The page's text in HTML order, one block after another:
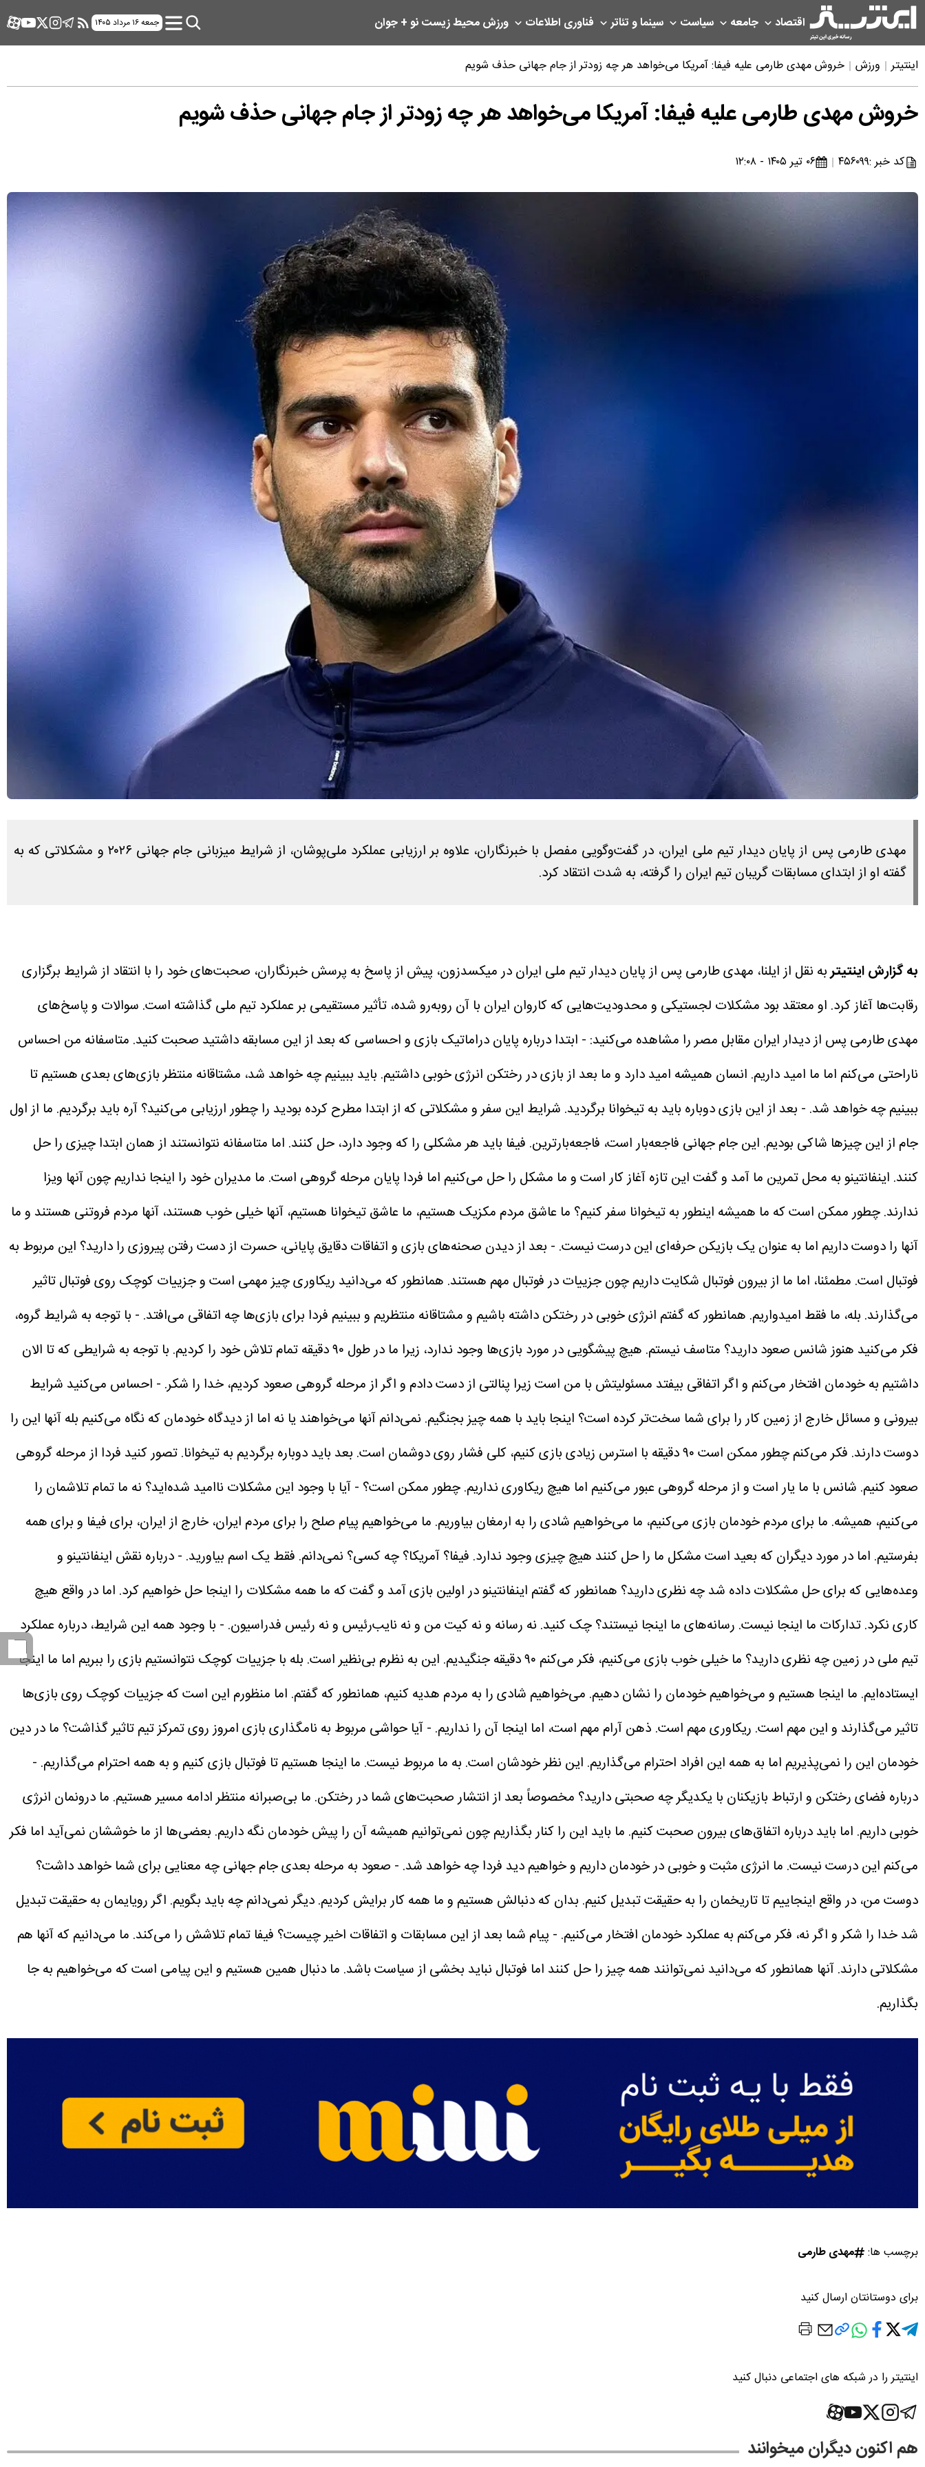
اقتصاد جامعه سیاست سینما و تئاتر فناوری اطلاعات ورزشمحیط زیستنو + جوان جمعه ۱۶ مرداد ۱۴۰۵
اینتیتر ورزش خروش مهدی طارمی علیه فیفا: آمریکا می‌‌خواهد هر چه زودتر از جام جهانی حذف شویم
خروش مهدی طارمی علیه فیفا: آمریکا می‌‌خواهد هر چه زودتر از جام جهانی حذف شویم
کد خبر :۴۵۶۰۹۹ ۰۶ تیر ۱۴۰۵ - ۱۲:۰۸
مهدی طارمی پس از پایان دیدار تیم ملی ایران، در گفت‌وگویی مفصل با خبرنگاران، علاوه بر ارزیابی عملکرد ملی‌پوشان، از شرایط میزبانی جام جهانی ۲۰۲۶ و مشکلاتی که به
گفته او از ابتدای مسابقات گریبان تیم ایران را گرفته، به شدت انتقاد کرد.
به گزارش اینتیتربه نقل از ایلنا، مهدی طارمی پس از پایان دیدار تیم ملی ایران در میکسدزون، پیش از پاسخ به پرسش خبرنگاران، صحبت‌های خود را با انتقاد از شرایط برگزاری
رقابت‌ها آغاز کرد. او معتقد بود مشکلات لجستیکی و محدودیت‌هایی که کاروان ایران با آن روبه‌رو شده، تأثیر مستقیمی بر عملکرد تیم ملی گذاشته است. سوالات و پاسخ‌های
مهدی طارمی پس از دیدار ایران مقابل مصر را مشاهده می‌‌کنید: - ابتدا درباره پایان دراماتیک بازی و احساسی که بعد از این مسابقه داشتید صحبت کنید. متاسفانه من احساس
ناراحتی می‌کنم اما ما امید داریم. انسان همیشه امید دارد و ما بعد از بازی در رختکن انرژی خوبی داشتیم. باید ببینیم چه خواهد شد، مشتاقانه منتظر بازی‌های بعدی هستیم تا
ببینیم چه خواهد شد. - بعد از این بازی دوباره باید به تیخوانا برگردید. شرایط این سفر و مشکلاتی که از ابتدا مطرح کرده بودید را چطور ارزیابی می‌کنید؟آره باید برگردیم. ما از اول
جام از این چیزها شاکی بودیم. این جام جهانی فاجعه‌بار است، فاجعه‌بارترین. فیفا باید هر مشکلی را که وجود دارد، حل کنند. اما متاسفانه نتوانستند از همان ابتدا چیزی را حل
کنند. اینفانتینو به محل تمرین ما آمد و گفت این تازه آغاز کار است و ما مشکل را حل می‌کنیم اما فردا پایان مرحله گروهی است. ما مدیران خود را اینجا نداریم چون آنها ویزا
ندارند. چطور ممکن است که ما همیشه اینطور به تیخوانا سفر کنیم؟ ما عاشق مردم مکزیک هستیم، ما عاشق تیخوانا هستیم، آنها خیلی خوب هستند، آنها مردم فروتنی هستند و ما
آنها را دوست داریم اما به عنوان یک بازیکن حرفه‌ای این درست نیست. - بعد از دیدن صحنه‌های بازی و اتفاقات دقایق پایانی، حسرت از دست رفتن پیروزی را دارید؟ این مربوط به
فوتبال است. مطمئنا، اما ما از بیرون فوتبال شکایت داریم چون جزییات در فوتبال مهم هستند. همانطور که می‌دانید ریکاوری چیز مهمی است و جزییات کوچک روی فوتبال تاثیر
می‌گذارند. بله، ما فقط امیدواریم. همانطور که گفتم انرژی خوبی در رختکن داشته باشیم و مشتاقانه منتظریم و ببینیم فردا برای بازی‌ها چه اتفاقی می‌افتد. - با توجه به شرایط گروه،
فکر می‌کنید هنوز شانس صعود دارید؟
متاسف نیستم. هیچ پیشگویی در مورد بازی‌ها وجود ندارد، زیرا ما در طول ۹۰ دقیقه تمام تلاش خود را کردیم. با توجه به شرایطی که تا الان
داشتیم به خودمان افتخار می‌کنم و اگر اتفاقی بیفتد مسئولیتش با من است زیرا پنالتی از دست دادم و اگر از مرحله گروهی صعود کردیم، خدا را شکر. - احساس می‌کنید شرایط
بیرونی و مسائل خارج از زمین کار را برای شما سخت‌تر کرده است؟ اینجا باید با همه چیز بجنگیم. نمی‌دانم آنها می‌خواهند یا نه اما از دیدگاه خودمان که نگاه می‌کنیم بله آنها این را
دوست دارند. فکر می‌کنم چطور ممکن است ۹۰ دقیقه با استرس زیادی بازی کنیم، کلی فشار روی دوشمان است. بعد باید دوباره برگردیم به تیخوانا.
تصور کنید فردا از مرحله گروهی
صعود کنیم. شانس با ما یار است و از مرحله گروهی عبور می‌کنیم اما هیچ ریکاوری نداریم. چطور ممکن است؟ - آیا با وجود این مشکلات ناامید شده‌اید؟ نه ما تمام تلاشمان را
می‌کنیم، همیشه. ما برای مردم خودمان بازی می‌کنیم، ما می‌خواهیم شادی را به ارمغان بیاوریم. ما می‌خواهیم پیام صلح را برای مردم ایران، خارج از ایران، برای فیفا و برای همه
بفرستیم. اما در مورد دیگران که بعید است مشکل ما را حل کنند هیچ چیزی وجود ندارد. فیفا؟ آمریکا؟ چه کسی؟ نمی‌دانم. فقط یک اسم بیاورید. - درباره نقش اینفانتینو و
وعده‌هایی که برای حل مشکلات داده شد چه نظری دارید؟ همانطور که گفتم اینفانتینو در اولین بازی آمد و گفت که ما همه مشکلات را اینجا حل خواهیم کرد. اما در واقع هیچ
کاری نکرد. تدارکات ما اینجا نیست. رسانه‌های ما اینجا نیستند؟ چک کنید. نه رسانه و نه کیت من و نه نایب‌رئیس و نه رئیس فدراسیون. - با وجود همه این شرایط، درباره عملکرد
تیم ملی در زمین چه نظری دارید؟
ما خیلی خوب بازی می‌کنیم، فکر می‌کنم ۹۰ دقیقه جنگیدیم. این به نظرم بی‌نظیر است. بله با جزییات کوچک نتوانستیم بازی را ببریم اما ما اینجا
ایستاده‌ایم. ما اینجا هستیم و می‌خواهیم خودمان را نشان دهیم. می‌خواهیم شادی را به مردم هدیه کنیم، همانطور که گفتم. اما منظورم این است که جزییات کوچک روی بازی‌ها
تاثیر می‌گذارند و این مهم است. ریکاوری مهم است. ذهن آرام مهم است، اما اینجا آن را نداریم. - آیا حواشی مربوط به نامگذاری بازی امروز روی تمرکز تیم تاثیر گذاشت؟ ما در دین
خودمان این را نمی‌پذیریم اما به همه این افراد احترام می‌گذاریم. این نظر خودشان است. به ما مربوط نیست. ما اینجا هستیم تا فوتبال بازی کنیم و به همه احترام می‌گذاریم. -
درباره فضای رختکن و ارتباط بازیکنان با یکدیگر چه صحبتی دارید؟ مخصوصاً بعد از انتشار صحبت‌های شما در رختکن. ما بی‌صبرانه منتظر ادامه مسیر هستیم. ما درونمان انرژی
خوبی داریم. اما باید درباره اتفاق‌های بیرون صحبت کنیم. ما باید این را کنار بگذاریم چون نمی‌توانیم همیشه آن را پیش خودمان نگه داریم. بعضی‌ها از ما خوششان نمی‌آید اما فکر
می‌کنم این درست نیست. ما انرژی مثبت و خوبی در خودمان داریم و خواهیم دید فردا چه خواهد شد. - صعود به مرحله بعدی جام جهانی چه معنایی برای شما خواهد داشت؟
دوست من، در واقع اینجاییم تا تاریخمان را به حقیقت تبدیل کنیم. بدان که دنبالش هستیم و ما همه کار برایش کردیم. دیگر نمی‌دانم چه باید بگویم. اگر رویایمان به حقیقت تبدیل
شد خدا را شکر و اگر نه، فکر می‌کنم به عملکرد خودمان افتخار می‌کنیم. - پیام شما بعد از این مسابقات و اتفاقات اخیر چیست؟ فیفا تمام تلاشش را می‌کند. ما می‌دانیم که آنها هم
مشکلاتی دارند. آنها همانطور که می‌دانید نمی‌توانند همه چیز را حل کنند اما فوتبال نباید بخشی از سیاست باشد. ما دنبال همین هستیم و این پیامی است که می‌خواهیم به جا
بگذاریم.
برچسب ها: مهدی طارمی
برای دوستانتان ارسال کنید
اینتیتر را در شبکه های اجتماعی دنبال کنید
هم اکنون دیگران میخوانند